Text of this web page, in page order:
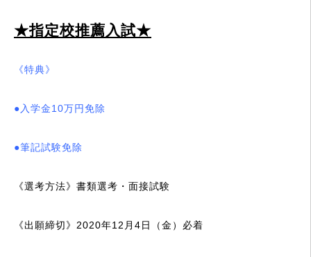
★指定校推薦入試★
《特典》
●入学金10万円免除
●筆記試験免除
《選考方法》 書類選考・面接試験
《出願締切》 2020年12月4日（金）必着